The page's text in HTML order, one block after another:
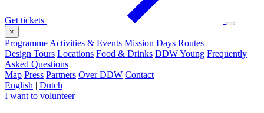
Get tickets
×
Programme Activities & Events Mission Days Routes
Design Tours Locations Food & Drinks DDW Young Frequently
Asked Questions
Map Press Partners Over DDW Contact
English | Dutch
I want to volunteer